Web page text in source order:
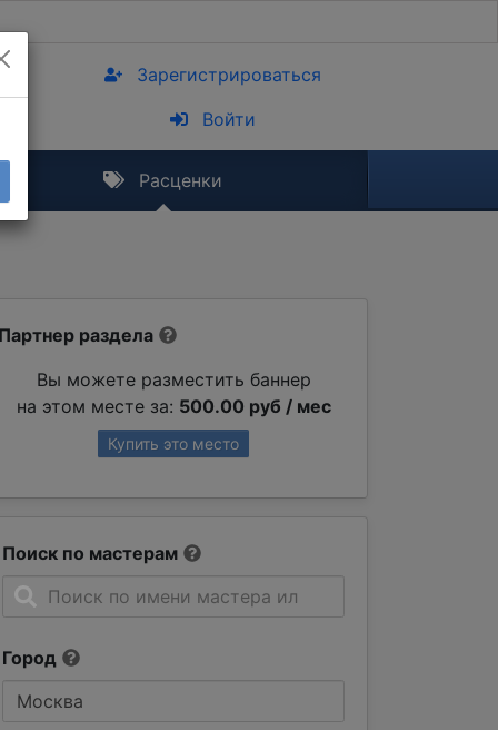
Зарегистрироваться
Войти
Расценки
раздела
Вы можете разместить баннер
на этом месте за: 500.00 руб / мес
Купить это место
Поиск по мастерам
Город